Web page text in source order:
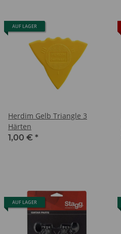
AUF LAGER
Herdim Gelb Triangle 3
Härten
1,00 € *
AUF LAGER